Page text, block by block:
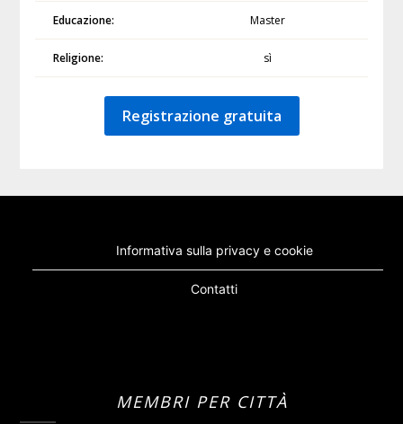
Educazione: Master
Religione: sì
Registrazione gratuita
Informativa sulla privacy e cookie
Contatti
MEMBRI PER CITTÀ